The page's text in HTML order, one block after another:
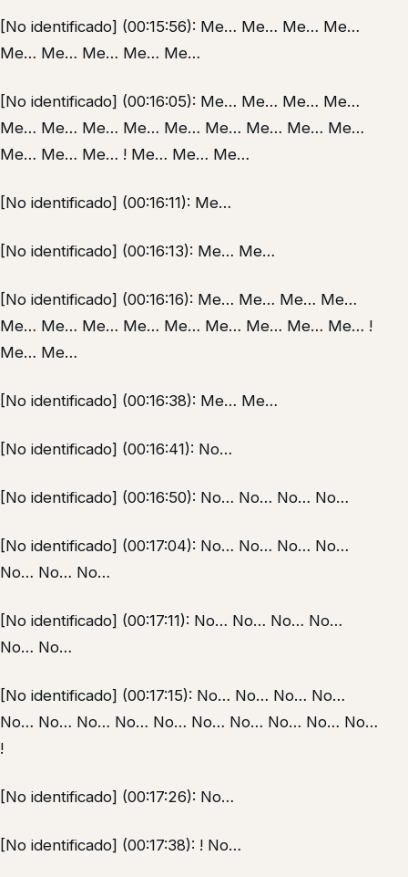
[No identificado] (00:15:56): Me… Me… Me… Me…
Me… Me… Me… Me… Me…
[No identificado] (00:16:05): Me… Me… Me… Me…
Me… Me… Me… Me… Me… Me… Me… Me… Me…
Me… Me… Me… ! Me… Me… Me…
[No identificado] (00:16:11): Me…
[No identificado] (00:16:13): Me… Me…
[No identificado] (00:16:16): Me… Me… Me… Me…
Me… Me… Me… Me… Me… Me… Me… Me… Me… !
Me… Me…
[No identificado] (00:16:38): Me… Me…
[No identificado] (00:16:41): No…
[No identificado] (00:16:50): No… No… No… No…
[No identificado] (00:17:04): No… No… No… No…
No… No… No…
[No identificado] (00:17:11): No… No… No… No…
No… No…
[No identificado] (00:17:15): No… No… No… No…
No… No… No… No… No… No… No… No… No… No…
!
[No identificado] (00:17:26): No…
[No identificado] (00:17:38): ! No…